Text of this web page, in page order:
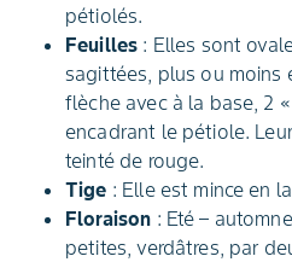
pétiolés.
Feuilles : Elles sont
sagittées, plus ou moins
flèche avec à la base, 2
encadrant le pétiole.
teinté de rouge.
Tige : Elle est mince en
Floraison : Eté –
petites, verdâtres, par